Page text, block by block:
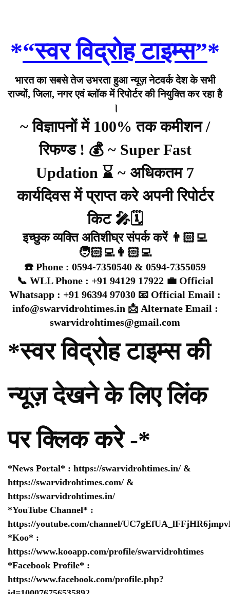
*“स्वर विद्रोह टाइम्स”*
भारत का सबसे तेज उभरता हुआ न्यूज़ नेटवर्क देश के सभी
राज्यों, जिला, नगर एवं ब्लॉक में रिपोर्टर की नियुक्ति कर रहा है
।
~ विज्ञापनों में 100% तक कमीशन /
रिफण्ड ! 💰 ~ Super Fast
Updation ⌛ ~ अधिकतम 7
कार्यदिवस में प्राप्त करे अपनी रिपोर्टर
किट 🎤🗓️
इच्छुक व्यक्ति अतिशीघ्र संपर्क करें 👨🏻‍💻
🧑🏻‍💻👩🏻‍💻
☎️ Phone : 0594-7350540 & 0594-7355059
📞 WLL Phone : +91 94129 17922 💼 Official
Whatsapp : +91 96394 97030 📧 Official Email :
info@swarvidrohtimes.in 📩 Alternate Email :
swarvidrohtimes@gmail.com
*स्वर विद्रोह टाइम्स की
न्यूज़ देखने के लिए लिंक
पर क्लिक करे -*
*News Portal* : https://swarvidrohtimes.in/ &
https://swarvidrohtimes.com/ &
https://swarvidrohtimes.in/
*YouTube Channel* :
https://youtube.com/channel/
*Koo* :
https://www.kooapp.com/profile/swarvidrohtimes
*Facebook Profile* :
https://www.facebook.com/profile.php?